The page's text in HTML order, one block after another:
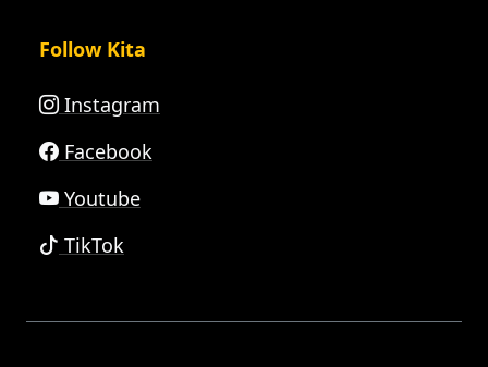
Follow Kita
Instagram
Facebook
Youtube
TikTok